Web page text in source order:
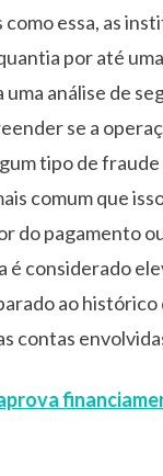
como essa, as
por até
análise de
se a
tipo de
comum que
do pagamento
é considerado
ao histórico
contas